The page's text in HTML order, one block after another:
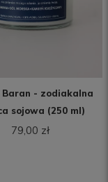
- zodiakalna
sojowa (250 ml)
79,00 zł